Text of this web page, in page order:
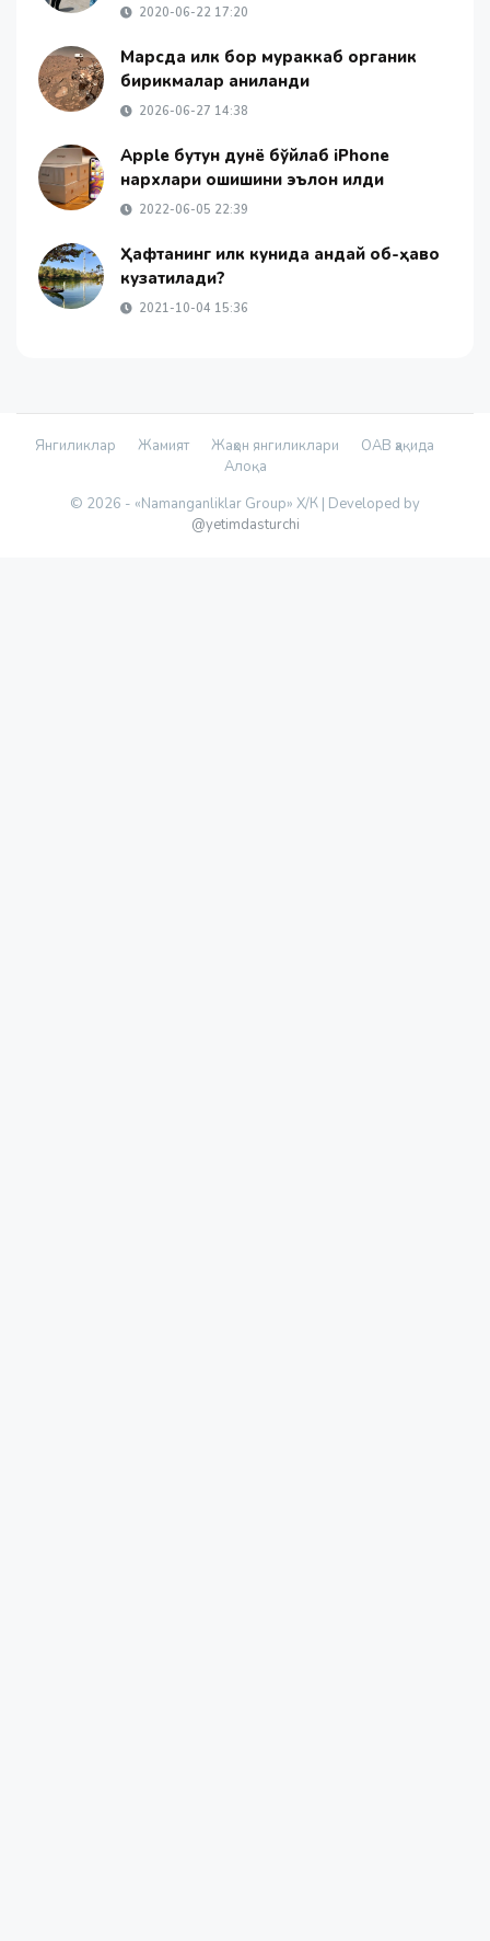
2020-06-22 17:20
Марсда илк бор мураккаб органик
бирикмалар аниқланди
2026-06-27 14:38
Apple бутун дунё бўйлаб iPhone
нархлари ошишини эълон қилди
2022-06-05 22:39
Ҳафтанинг илк кунида қандай об-ҳаво
кузатилади?
2021-10-04 15:36
Янгиликлар Жамият Жаҳон янгиликлари
ОАВ ҳақида
Алоқа
© 2026 - «Namanganliklar Group» Х/К | Developed by
@yetimdasturchi